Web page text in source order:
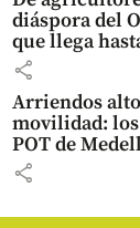
diáspora del
que llega
share
Arriendos
movilidad:
POT de
share